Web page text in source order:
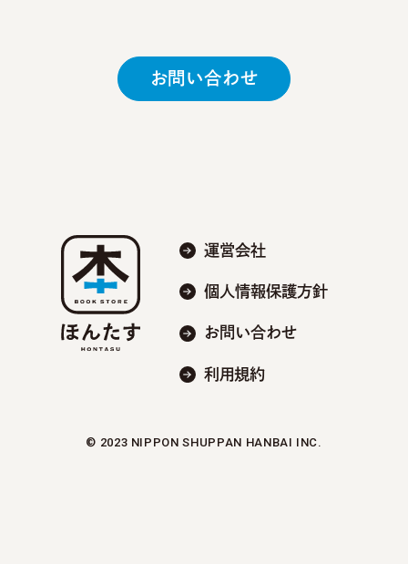
お問い合わせ
運営会社
個人情報保護方針
お問い合わせ
利用規約
© 2023 NIPPON SHUPPAN HANBAI INC.